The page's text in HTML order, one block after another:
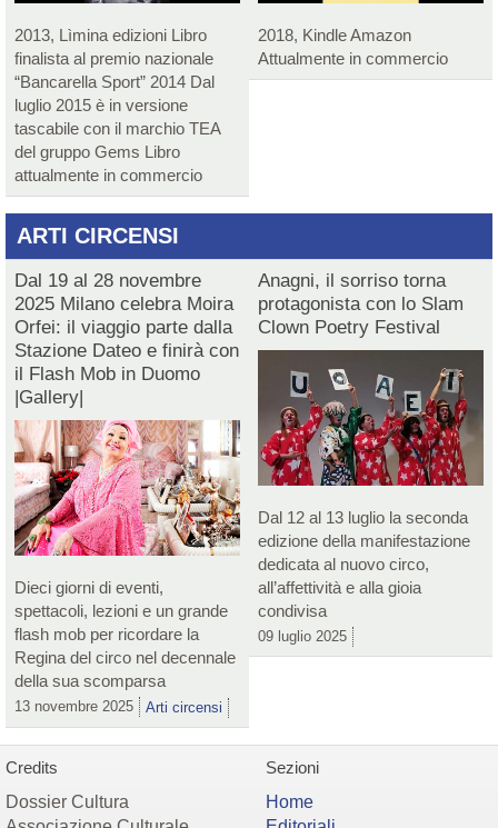
2013, Lìmina edizioni Libro
finalista al premio nazionale
“Bancarella Sport” 2014 Dal
luglio 2015 è in versione
tascabile con il marchio TEA
del gruppo Gems Libro
attualmente in commercio
2018, Kindle Amazon
Attualmente in commercio
ARTI CIRCENSI
Dal 19 al 28 novembre
2025 Milano celebra Moira
Orfei: il viaggio parte dalla
Stazione Dateo e finirà con
il Flash Mob in Duomo
|Gallery|
Dieci giorni di eventi,
spettacoli, lezioni e un grande
flash mob per ricordare la
Regina del circo nel decennale
della sua scomparsa
13 novembre 2025 Arti circensi
Anagni, il sorriso torna
protagonista con lo Slam
Clown Poetry Festival
Dal 12 al 13 luglio la seconda
edizione della manifestazione
dedicata al nuovo circo,
all’affettività e alla gioia
condivisa
09 luglio 2025
Credits
Dossier Cultura
Sezioni
Home